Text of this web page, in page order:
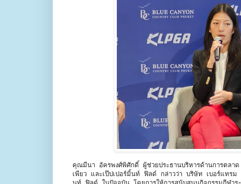
คุณมีนา อัครพงศ์พิศักดิ์ ผู้ช่วยประธานบริหารด้านการตล
เพียว และเป๊ปเปอร์มิ้นท์ ฟิลด์ กล่าวว่า บริษัท เบอร์แทร